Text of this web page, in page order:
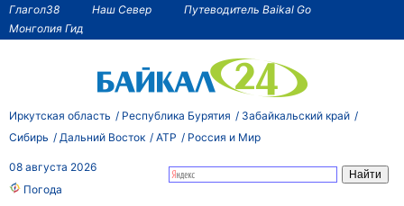
Глагол38 Наш Север
Путеводитель Baikal Go
Монголия Гид
Иркутская область Республика Бурятия
Забайкальский край
Сибирь
Дальний Восток АТР Россия и Мир
08 августа 2026
Погода